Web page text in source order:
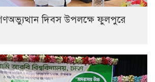
দিবস উপলক্ষে ফুলপুরে